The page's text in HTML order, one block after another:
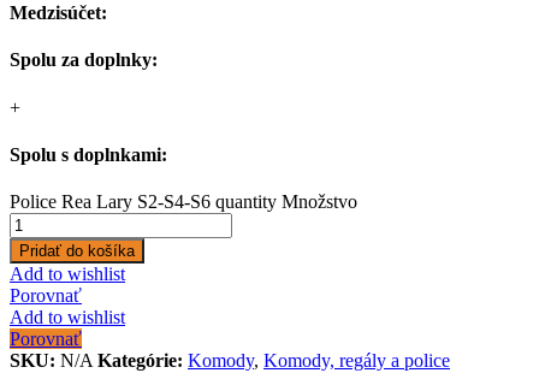
Medzisúčet:
Spolu za doplnky:
+
Spolu s doplnkami:
Police Rea Lary S2-S4-S6 quantity Množstvo
Pridať do košíka
Add to wishlist
Porovnať
Add to wishlist
Porovnať
SKU: N/A Kategórie: Komody, Komody, regály a police